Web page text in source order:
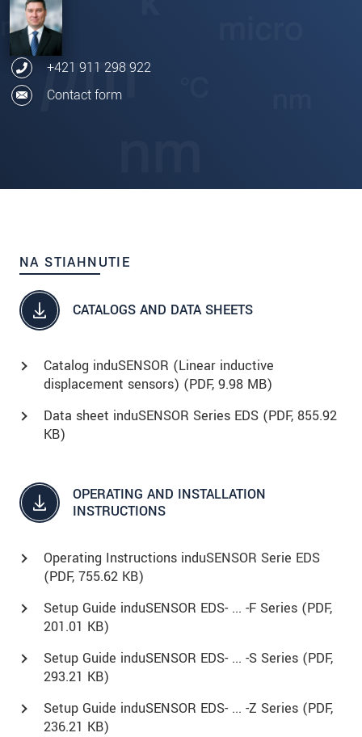
+421 911 298 922
Contact form
NA STIAHNUTIE
CATALOGS AND DATA SHEETS
Catalog induSENSOR (Linear inductive
displacement sensors) (PDF, 9.98 MB)
Data sheet induSENSOR Series EDS (PDF, 855.92
KB)
OPERATING AND INSTALLATION
INSTRUCTIONS
Operating Instructions induSENSOR Serie EDS
(PDF, 755.62 KB)
Setup Guide induSENSOR EDS- ... -F Series (PDF,
201.01 KB)
Setup Guide induSENSOR EDS- ... -S Series (PDF,
293.21 KB)
Setup Guide induSENSOR EDS- ... -Z Series (PDF,
236.21 KB)